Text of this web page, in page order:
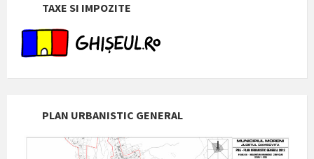
TAXE SI IMPOZITE
PLAN URBANISTIC GENERAL